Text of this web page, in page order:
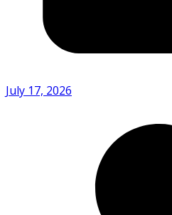
July 17, 2026